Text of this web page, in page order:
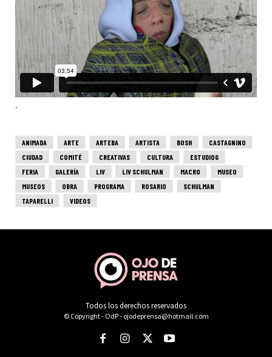
Todos los derechos reservados
© Copyright - OdP - ojodeprensa@hotmail.com